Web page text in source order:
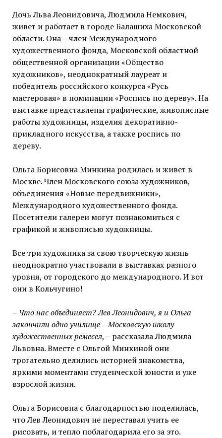
Дочь Льва Леонидовича, Людмила Немкович,
живет и работает в городе Балашиха Московской
области. Она – член Международного
художественного фонда, Московской областной
общественной организации «Общество
художников», неоднократный лауреат и
победитель российского конкурса «Русь
мастеровая» в номинации «Роспись по дереву». На
выставке представлены графические, живописные
работы художницы, изделия декоративно-
прикладного искусства, а также роспись по
дереву.
Ольга Борисовна Минкина родилась и живет в
Москве. Член Московского союза художников,
объединения «Новые передвижники»,
Международного художественного фонда.
Посетители галереи могут познакомиться с
графикой и живописью художницы.
Все три художника за свою творческую жизнь
неоднократно участвовали в выставках разного
уровня, от городского до международного. И вот
они в Кольчугино!
– Что нас объединяет? Лев Леонидович, я и Ольга
закончили одно училище – Московскую школу
художественных ремесел, – рассказала Людмила
Львовна. Вместе с Ольгой Минкиной они
трогательно делились историей знакомства,
яркими моментами студенческой юности и уже
взрослой жизни.
Ольга Борисовна с благодарностью поделилась,
что Лев Леонидович не переставал учить ее
рисовать, и тепло поблагодарила его за это.